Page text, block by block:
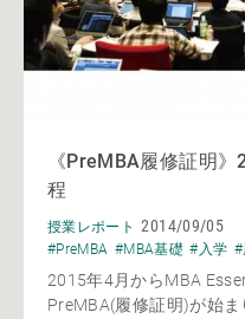
《PreMBA履修証明
程
授業レポート 2014/09/05
#PreMBA #MBA基礎 #入学 #
2015年4月からMBA
PreMBA(履修証明)が始